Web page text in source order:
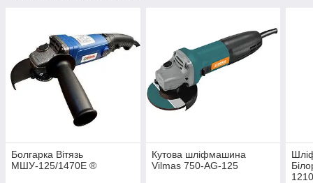
Болгарка Вітязь
МШУ-125/1470Е ®
Кутова шліфмашина
Vilmas 750-AG-125